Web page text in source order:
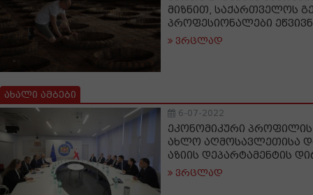
მიზნით, საქართველოს
პროფესიონალები
ვრცლად
ახალი ამბები
6-07-2022
ეკონომიკური პროფილის
ახლო აღმოსავლეთისა
აზიის დეპარტამენტის
ვრცლად